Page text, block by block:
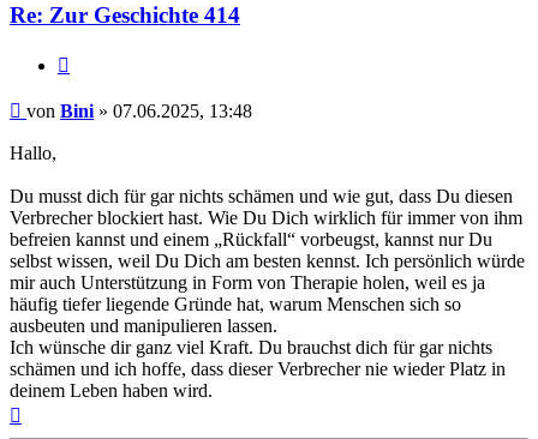
Re: Zur Geschichte 414
Beitrag
von Bini » 07.06.2025, 13:48
Hallo,
Du musst dich für gar nichts schämen und wie gut, dass Du diesen
Verbrecher blockiert hast. Wie Du Dich wirklich für immer von ihm
befreien kannst und einem „Rückfall“ vorbeugst, kannst nur Du
selbst wissen, weil Du Dich am besten kennst. Ich persönlich würde
mir auch Unterstützung in Form von Therapie holen, weil es ja
häufig tiefer liegende Gründe hat, warum Menschen sich so
ausbeuten und manipulieren lassen.
Ich wünsche dir ganz viel Kraft. Du brauchst dich für gar nichts
schämen und ich hoffe, dass dieser Verbrecher nie wieder Platz in
deinem Leben haben wird.